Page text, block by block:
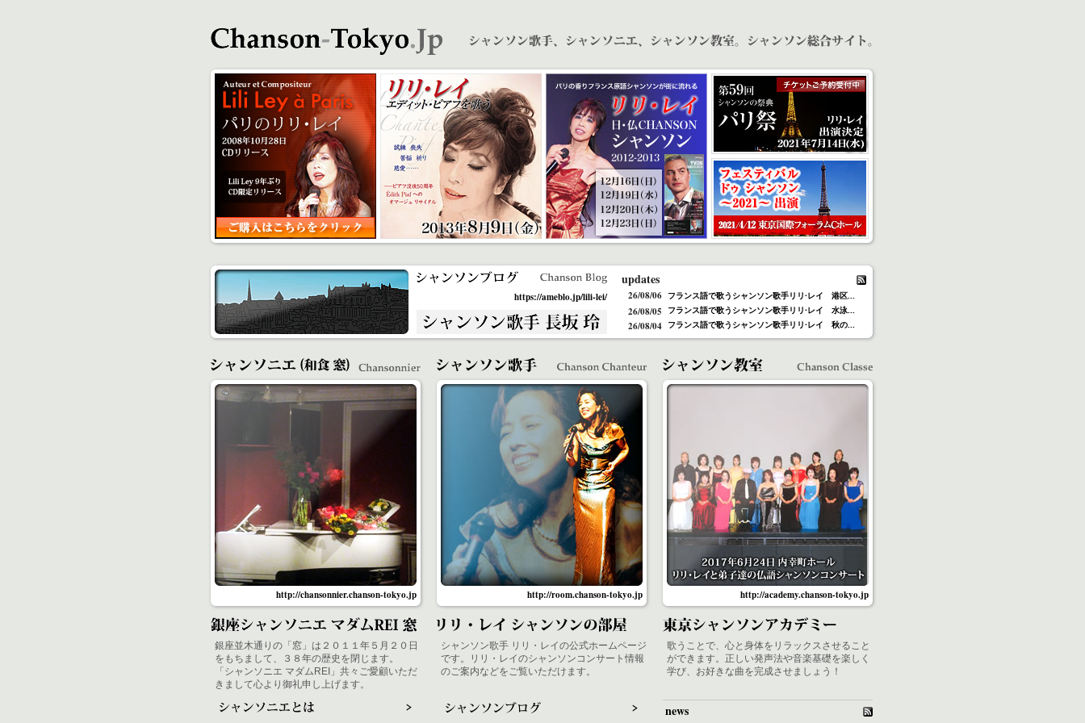
https://ameblo.jp/lili-lei/
updates
26/08/06 フランス語で歌うシャンソン歌手リリ·レイ 港区...
26/08/05 フランス語で歌うシャンソン歌手リリ·レイ 水泳...
26/08/04 フランス語で歌うシャンソン歌手リリ·レイ 秋の...
http://chansonnier.chanson-tokyo.jp
銀座並木通りの「窓」は２０１１年５月２０日
をもちまして、３８年の歴史を閉じます。
「シャンソニエ マダムREI」共々ご愛顧いただ
きまして心より御礼申し上げます。
http://room.chanson-tokyo.jp
シャンソン歌手 リリ・レイの公式ホームページ
です。リリ・レイのシャンソンコンサート情報
のご案内などをご覧いただけます。
http://academy.chanson-tokyo.jp
歌うことで、心と身体をリラックスさせること
ができます。正しい発声法や音楽基礎を楽しく
学び、お好きな曲を完成させましょう！
news